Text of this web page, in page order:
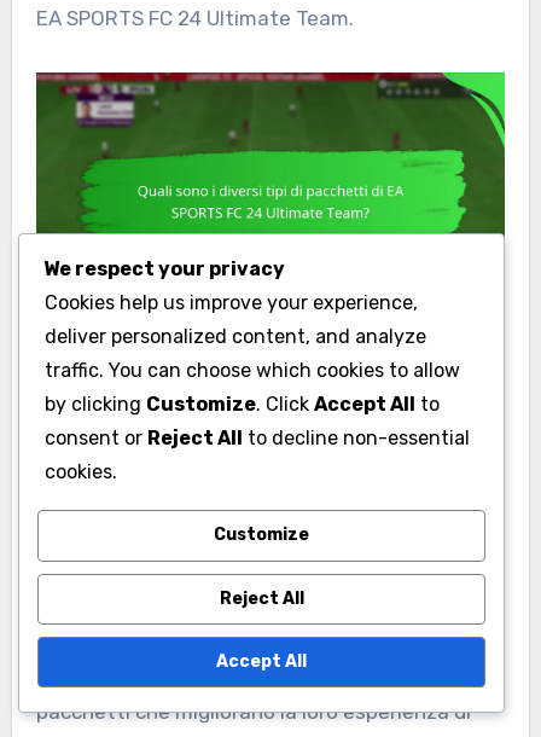
EA SPORTS FC 24 Ultimate Team.
Quando sono disponibili i
pacchetti di EA SPORTS
FC 24 Ultimate Team?
I pacchetti di EA SPORTS FC 24 Ultimate Team
sono disponibili durante tutto l’anno, con orari
specifici influenzati da eventi stagionali e
promozioni. I giocatori possono aspettarsi
aggiornamenti regolari e nuove uscite di
pacchetti che migliorano la loro esperienza di
We respect your privacy
Cookies help us improve your experience,
deliver personalized content, and analyze
traffic. You can choose which cookies to allow
by clicking Customize. Click Accept All to
consent or Reject All to decline non-essential
cookies.
Customize
Reject All
Accept All